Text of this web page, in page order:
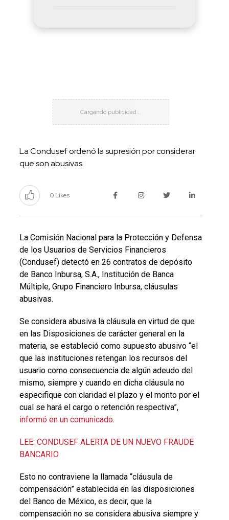
La Condusef ordenó la supresión por considerar
que son abusivas
0 Likes
La Comisión Nacional para la Protección y Defensa
de los Usuarios de Servicios Financieros
(Condusef) detectó en 26 contratos de depósito
de Banco Inbursa, S.A., Institución de Banca
Múltiple, Grupo Financiero Inbursa, cláusulas
abusivas.
Se considera abusiva la cláusula en virtud de que
en las Disposiciones de carácter general en la
materia, se estableció como supuesto abusivo “el
que las instituciones retengan los recursos del
usuario como consecuencia de algún adeudo del
mismo, siempre y cuando en dicha cláusula no
especifique con claridad el plazo y el monto por el
cual se hará el cargo o retención respectiva”,
informó en un comunicado.
LEE: CONDUSEF ALERTA DE UN NUEVO FRAUDE
BANCARIO
Esto no contraviene la llamada “cláusula de
compensación” establecida en las disposiciones
del Banco de México, es decir, que la
compensación no se considera abusiva siempre y